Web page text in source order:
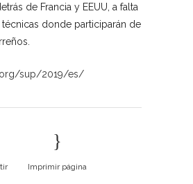
de Francia y EEUU, a falta
técnicas donde participarán de
sup/2019/es/
Imprimir página